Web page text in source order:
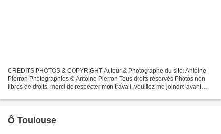
CRÉDITS PHOTOS & COPYRIGHT Auteur & Photographe du site: Antoine
Pierron Photographies © Antoine Pierron Tous droits réservés Photos non
libres de droits, merci de respecter mon travail, veuillez me joindre avant
Ô Toulouse